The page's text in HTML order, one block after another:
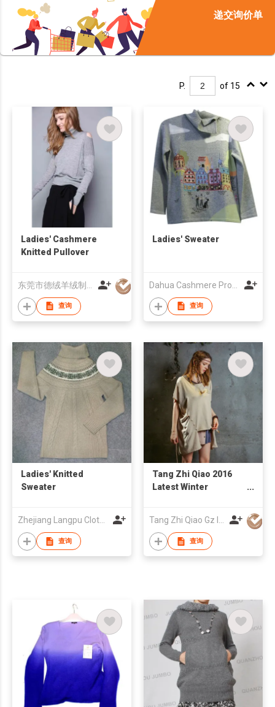
递交询价单
P. of 15
Ladies' Cashmere
Knitted Pullover
查询
Ladies' Sweater
查询
Ladies' Knitted
Sweater
Zhejiang Langpu Clothing Co., Ltd
查询
Tang Zhi Qiao 2016
Latest Winter
查询